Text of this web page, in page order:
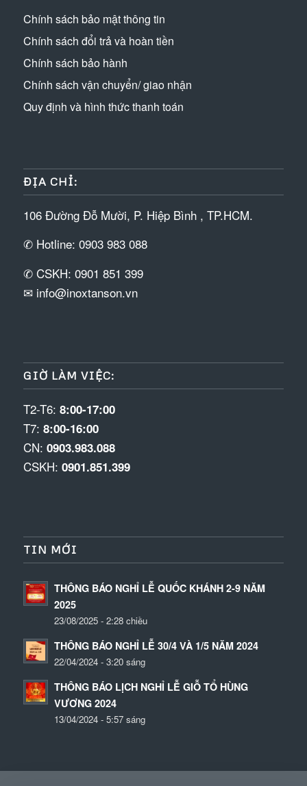
Chính sách bảo mật thông tin
Chính sách đổi trả và hoàn tiền
Chính sách bảo hành
Chính sách vận chuyển/ giao nhận
Quy định và hình thức thanh toán
ĐỊA CHỈ:
106 Đường Đỗ Mười, P. Hiệp Bình , TP.HCM.
✆ Hotline: 0903 983 088
✆ CSKH: 0901 851 399
✉ info@inoxtanson.vn
GIỜ LÀM VIỆC:
T2-T6: 8:00-17:00
T7: 8:00-16:00
CN: 0903.983.088
CSKH: 0901.851.399
TIN MỚI
THÔNG BÁO NGHỈ LỄ QUỐC KHÁNH 2-9 NĂM
2025
23/08/2025 - 2:28 chiều
THÔNG BÁO NGHỈ LỄ 30/4 VÀ 1/5 NĂM 2024
22/04/2024 - 3:20 sáng
THÔNG BÁO LỊCH NGHỈ LỄ GIỖ TỔ HÙNG
VƯƠNG 2024
13/04/2024 - 5:57 sáng